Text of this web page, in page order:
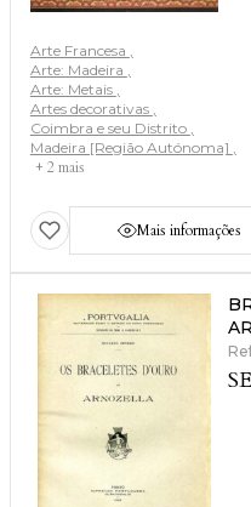
Arte Francesa
Arte: Madeira
Arte: Metais
Artes decorativas
Coimbra e seu Distrito
Madeira [Região Autónoma]
+ 2 mais
Mais informações